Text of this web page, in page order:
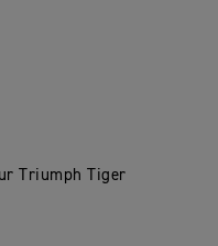
Triumph Tiger